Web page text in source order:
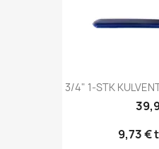
3/4" 1-STK
9,73 €